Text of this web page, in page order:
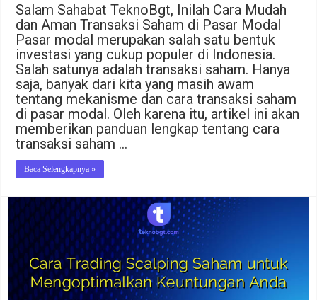
Salam Sahabat TeknoBgt, Inilah Cara Mudah
dan Aman Transaksi Saham di Pasar Modal
Pasar modal merupakan salah satu bentuk
investasi yang cukup populer di Indonesia.
Salah satunya adalah transaksi saham. Hanya
saja, banyak dari kita yang masih awam
tentang mekanisme dan cara transaksi saham
di pasar modal. Oleh karena itu, artikel ini akan
memberikan panduan lengkap tentang cara
transaksi saham …
Baca Selengkapnya »